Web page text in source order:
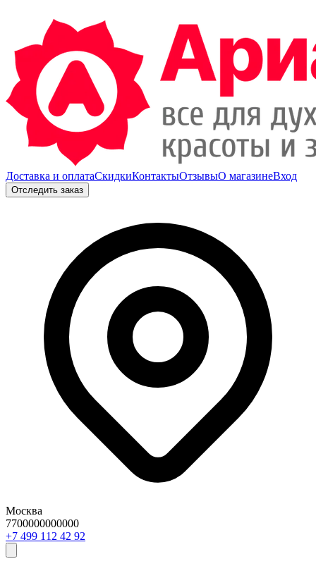
Доставка и оплатаСкидкиКонтактыОтзывыО магазинеВход
Отследить заказ
Москва
7700000000000
29 24 211 994 7+